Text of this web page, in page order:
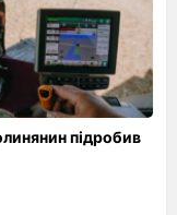
підробив